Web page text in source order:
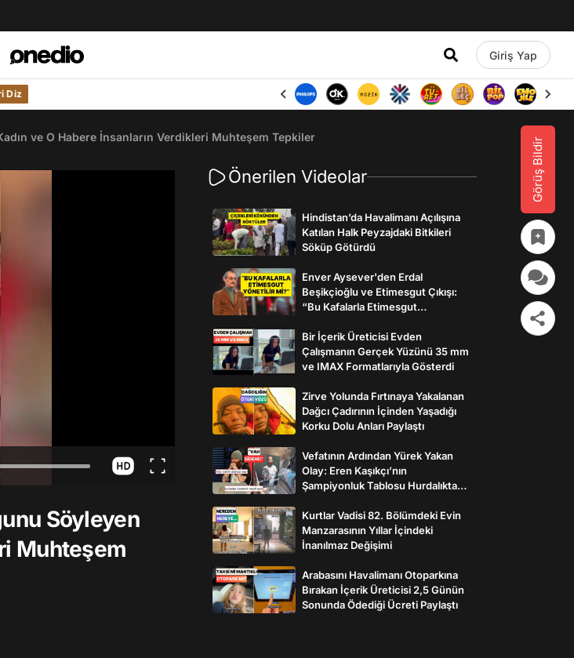
Giriş Yap
Diz
Görüş Bildir
ve O Habere İnsanların Verdikleri Muhteşem Tepkiler
Söyleyen
Muhteşem
Önerilen Videolar
Hindistan’da Havalimanı Açılışına
Katılan Halk Peyzajdaki Bitkileri
Söküp Götürdü
Enver Aysever'den Erdal
Beşikçioğlu ve Etimesgut Çıkışı:
“Bu Kafalarla Etimesgut
Bir İçerik Üreticisi Evden
Çalışmanın Gerçek Yüzünü 35 mm
ve IMAX Formatlarıyla Gösterdi
Zirve Yolunda Fırtınaya Yakalanan
Dağcı Çadırının İçinden Yaşadığı
Korku Dolu Anları Paylaştı
Vefatının Ardından Yürek Yakan
Olay: Eren Kaşıkçı’nın
Şampiyonluk Tablosu Hurdalıkta
Kurtlar Vadisi 82. Bölümdeki Evin
Manzarasının Yıllar İçindeki
İnanılmaz Değişimi
Arabasını Havalimanı Otoparkına
Bırakan İçerik Üreticisi 2,5 Günün
Sonunda Ödediği Ücreti Paylaştı